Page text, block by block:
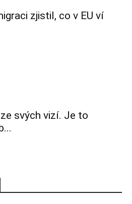
zjistil, co v EU ví
svých vizí. Je to